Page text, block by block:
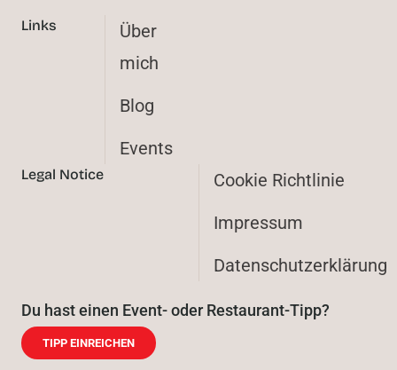
Links
Über
mich
Blog
Events
Legal Notice
Cookie Richtlinie
Impressum
Datenschutzerklärung
Du hast einen Event- oder Restaurant-Tipp?
TIPP EINREICHEN